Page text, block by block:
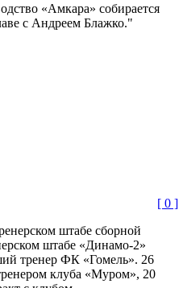
«Амкара» собирается
с Андреем Блажко."
[ 0 ]
штабе сборной
штабе «Динамо-2»
тренер ФК «Гомель». 26
клуба «Муром», 20